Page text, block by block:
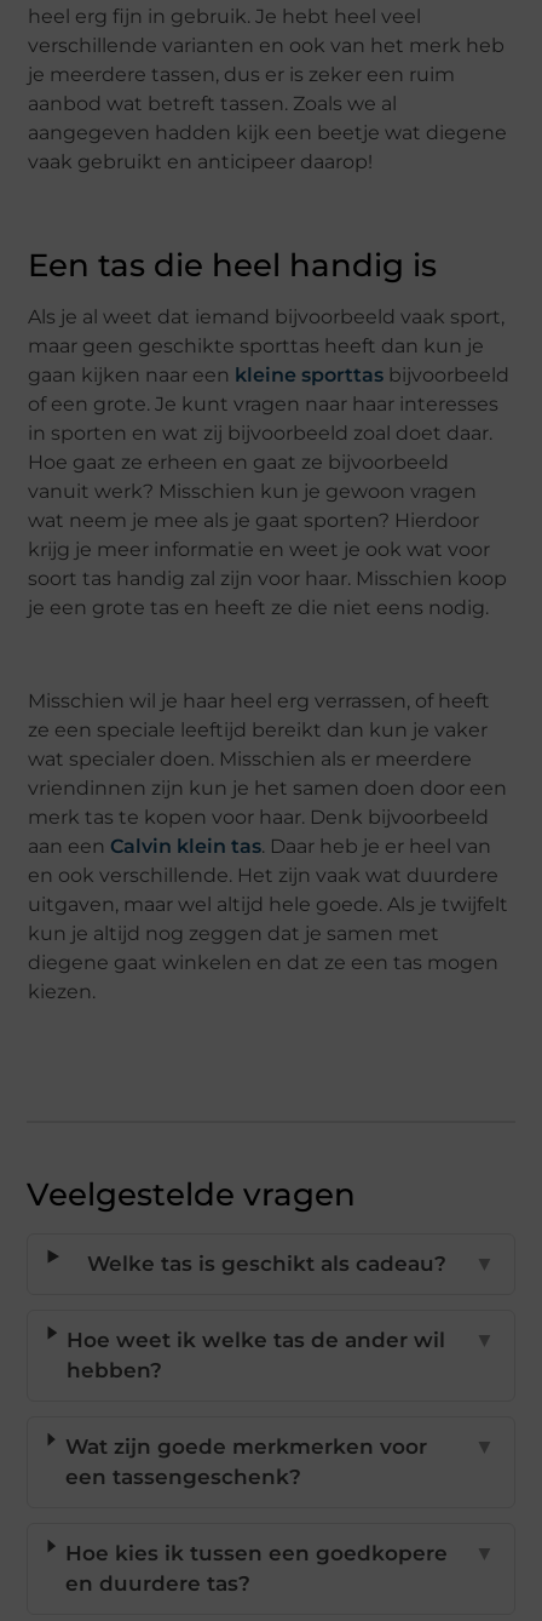
heel erg fijn in gebruik. Je hebt heel veel
verschillende varianten en ook van het merk heb
je meerdere tassen, dus er is zeker een ruim
aanbod wat betreft tassen. Zoals we al
aangegeven hadden kijk een beetje wat diegene
vaak gebruikt en anticipeer daarop!
Een tas die heel handig is
Als je al weet dat iemand bijvoorbeeld vaak sport,
maar geen geschikte sporttas heeft dan kun je
gaan kijken naar een kleine sporttas bijvoorbeeld
of een grote. Je kunt vragen naar haar interesses
in sporten en wat zij bijvoorbeeld zoal doet daar.
Hoe gaat ze erheen en gaat ze bijvoorbeeld
vanuit werk? Misschien kun je gewoon vragen
wat neem je mee als je gaat sporten? Hierdoor
krijg je meer informatie en weet je ook wat voor
soort tas handig zal zijn voor haar. Misschien koop
je een grote tas en heeft ze die niet eens nodig.
Misschien wil je haar heel erg verrassen, of heeft
ze een speciale leeftijd bereikt dan kun je vaker
wat specialer doen. Misschien als er meerdere
vriendinnen zijn kun je het samen doen door een
merk tas te kopen voor haar. Denk bijvoorbeeld
aan een Calvin klein tas. Daar heb je er heel van
en ook verschillende. Het zijn vaak wat duurdere
uitgaven, maar wel altijd hele goede. Als je twijfelt
kun je altijd nog zeggen dat je samen met
diegene gaat winkelen en dat ze een tas mogen
kiezen.
Veelgestelde vragen
Welke tas is geschikt als cadeau? ▼
Hoe weet ik welke tas de ander wil
hebben?
▼
Wat zijn goede merkmerken voor
een tassengeschenk?
▼
Hoe kies ik tussen een goedkopere
en duurdere tas?
▼